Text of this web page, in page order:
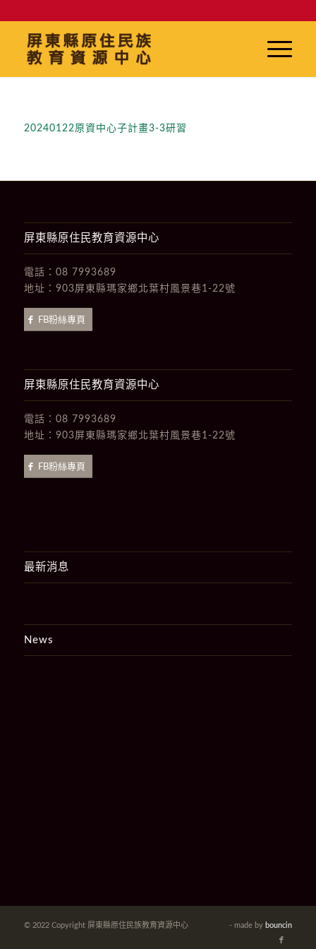
20240122原資中心子計畫3-3研習
屏東縣原住民教育資源中心
電話： 08 7993689
地址： 903屏東縣瑪家鄉北葉村風景巷1-22號
FB粉絲專頁
屏東縣原住民教育資源中心
電話： 08 7993689
地址： 903屏東縣瑪家鄉北葉村風景巷1-22號
FB粉絲專頁
最新消息
News
© 2022 Copyright 屏東縣原住民族教育資源中心 - made by bouncin